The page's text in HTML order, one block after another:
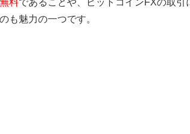
料であることや、ビットコインFXの取
も魅力の一つです。